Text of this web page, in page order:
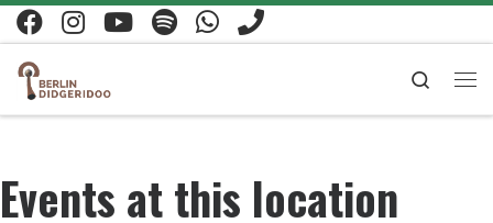
Zum Inhalt springen
Search
Events at this location